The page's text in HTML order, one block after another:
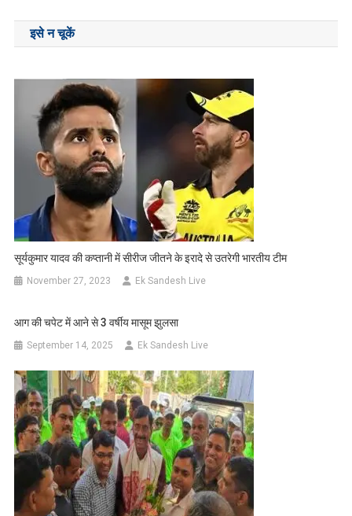
navigation
इसे न चूकें
सूर्यकुमार यादव की कप्तानी में सीरीज जीतने के इरादे से उतरेगी भारतीय टीम
November 27, 2023 Ek Sandesh Live
आग की चपेट में आने से 3 वर्षीय मासूम झुलसा
September 14, 2025 Ek Sandesh Live